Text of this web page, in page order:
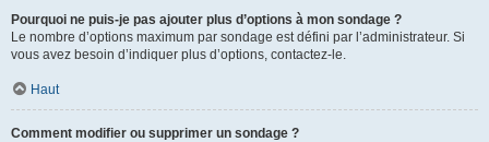
Pourquoi ne puis-je pas ajouter plus d’options à mon sondage ?
Le nombre d’options maximum par sondage est défini par l’administrateur. Si
vous avez besoin d’indiquer plus d’options, contactez-le.
Haut
Comment modifier ou supprimer un sondage ?